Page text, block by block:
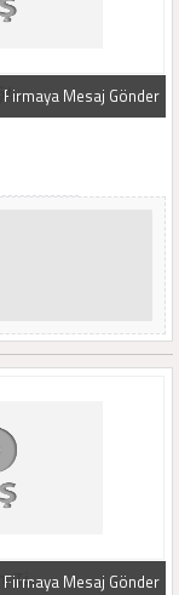
Firmaya Mesaj Gönder
Firmaya Mesaj Gönder
Ti..